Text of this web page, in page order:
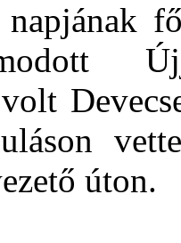
volt
úton.